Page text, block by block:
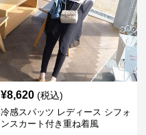
¥8,620 (税込)
冷感スパッツ レディース シフォ
ンスカート付き重ね着風